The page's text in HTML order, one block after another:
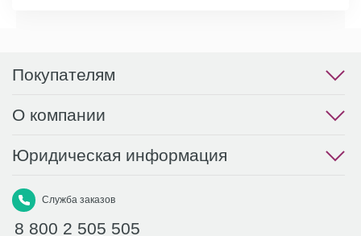
Покупателям
О компании
Юридическая информация
Служба заказов
8 800 2 505 505